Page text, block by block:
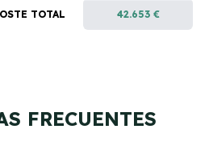
TOTAL 42.653 €
FRECUENTES